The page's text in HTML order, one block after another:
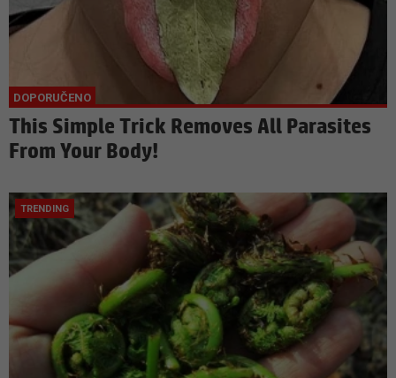
This Simple Trick Removes All Parasites
From Your Body!